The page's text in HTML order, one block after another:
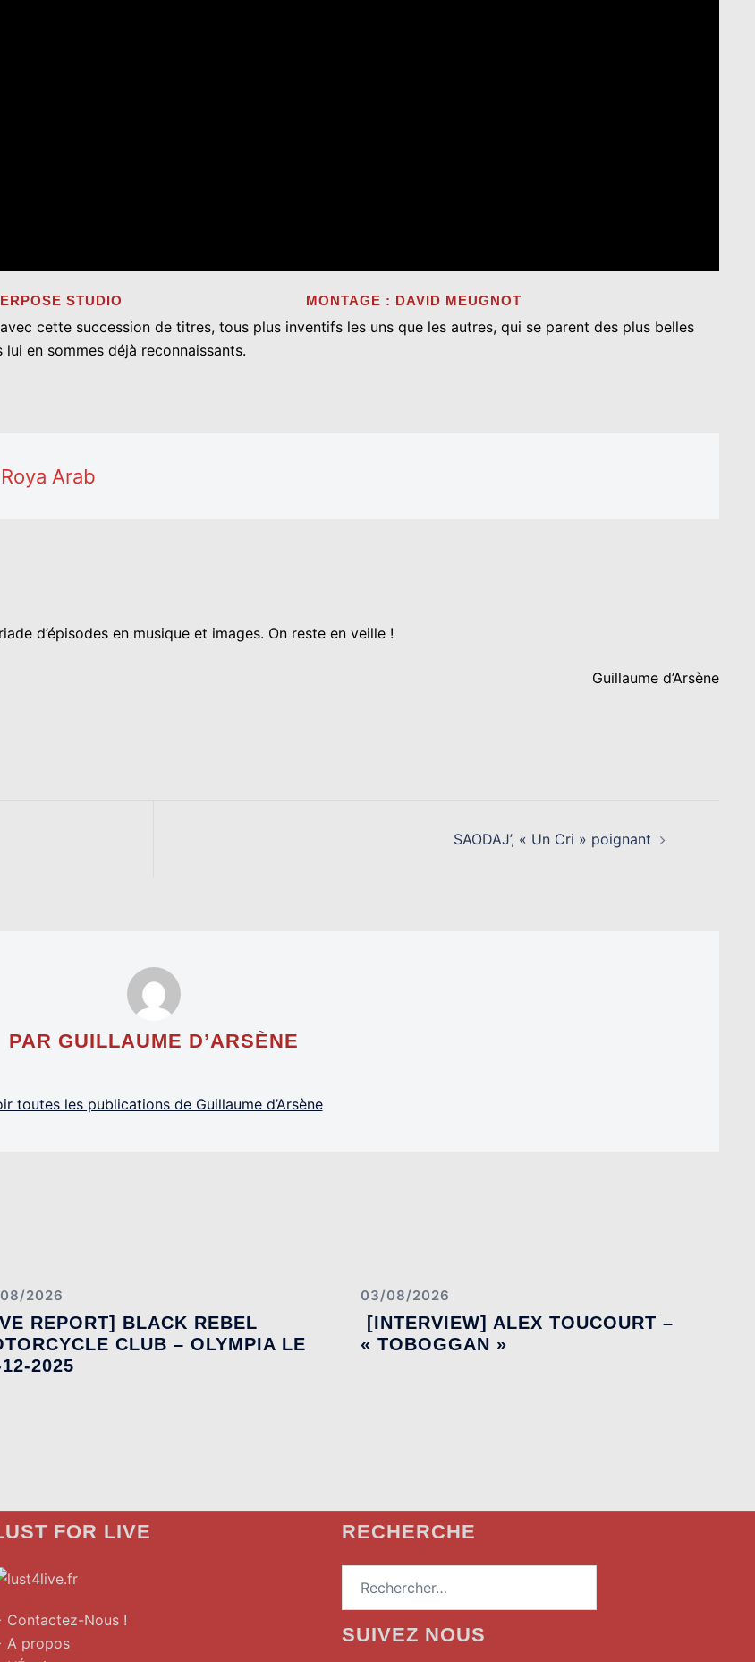
: SUPERPOSE STUDIO MONTAGE : DAVID MEUGNOT
cette succession de titres, tous plus inventifs les uns que les autres, qui se parent des plus belles
en sommes déjà reconnaissants.
Arab
d’épisodes en musique et images. On reste en veille !
Guillaume d’Arsène
SAODAJ’, « Un Cri » poignant
PAR GUILLAUME D’ARSÈNE
toutes les publications de Guillaume d’Arsène
2026
REPORT] BLACK REBEL
CLUB – OLYMPIA LE
2025
03/08/2026
[INTERVIEW] ALEX TOUCOURT –
« TOBOGGAN »
FOR LIVE
Contactez-Nous !
A propos
RECHERCHE
SUIVEZ NOUS